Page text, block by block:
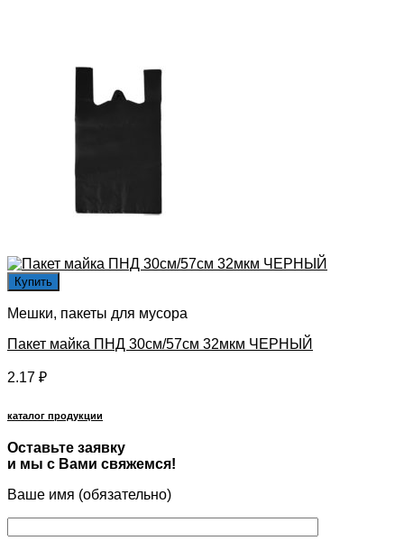
Купить
Мешки, пакеты для мусора
Пакет майка ПНД 30см/57см 32мкм ЧЕРНЫЙ
2.17 ₽
каталог продукции
Оставьте заявку
и мы с Вами свяжемся!
Ваше имя (обязательно)